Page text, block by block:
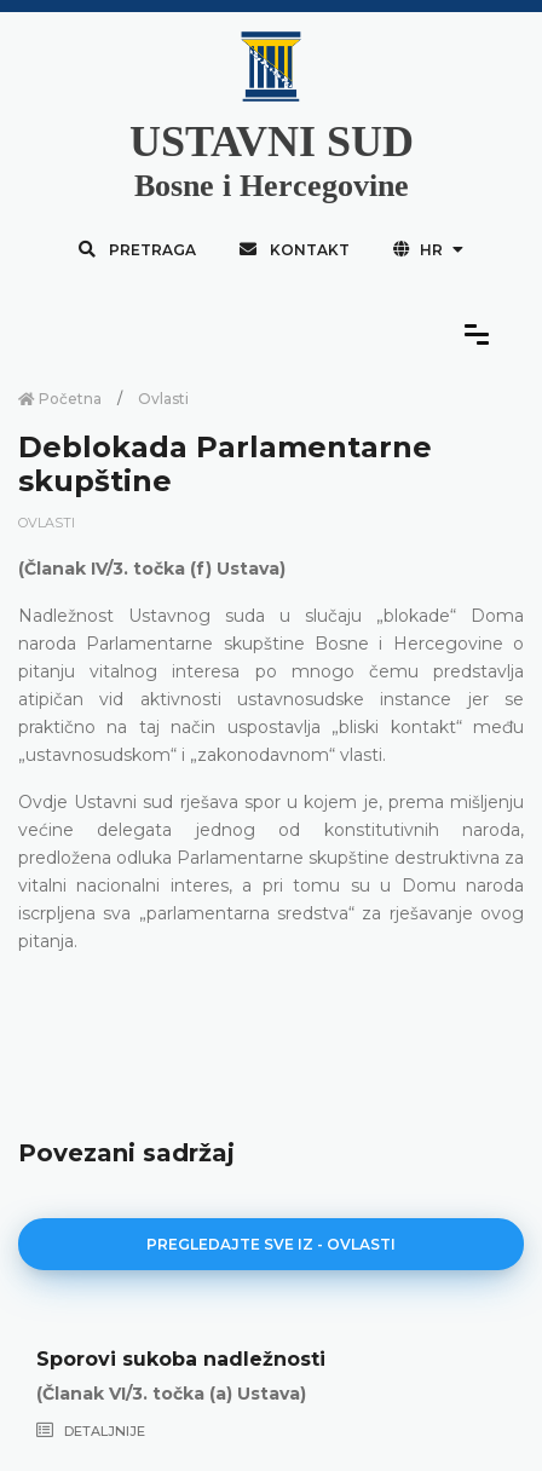
USTAVNI SUD
Bosne i Hercegovine
PRETRAGA KONTAKT HR
Početna Ovlasti
Deblokada Parlamentarne
skupštine
OVLASTI
(Članak IV/3. točka (f) Ustava)
Nadležnost Ustavnog suda u slučaju „blokade“ Doma
naroda Parlamentarne skupštine Bosne i Hercegovine o
pitanju vitalnog interesa po mnogo čemu predstavlja
atipičan vid aktivnosti ustavnosudske instance jer se
praktično na taj način uspostavlja „bliski kontakt“ među
„ustavnosudskom“ i „zakonodavnom“ vlasti.
Ovdje Ustavni sud rješava spor u kojem je, prema mišljenju
većine delegata jednog od konstitutivnih naroda,
predložena odluka Parlamentarne skupštine destruktivna za
vitalni nacionalni interes, a pri tomu su u Domu naroda
iscrpljena sva „parlamentarna sredstva“ za rješavanje ovog
pitanja.
Povezani sadržaj
PREGLEDAJTE SVE IZ - OVLASTI
Sporovi sukoba nadležnosti
(Članak VI/3. točka (a) Ustava)
DETALJNIJE